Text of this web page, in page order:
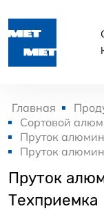
Главная
Сортовой
Пруток
Пруток
Пруток
Техприемка